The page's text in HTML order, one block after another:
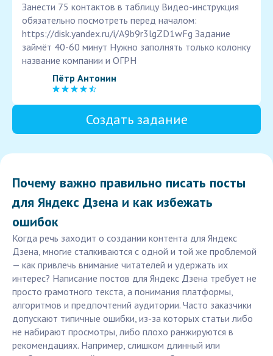
Занести 75 контактов в таблицу Видео-инструкция
обязательно посмотреть перед началом:
https://disk.yandex.ru/i/A9b9r3lgZD1wFg Задание
займёт 40-60 минут Нужно заполнять только колонку
название компании и ОГРН
Пётр Антонин
Создать задание
Почему важно правильно писать посты
для Яндекс Дзена и как избежать
ошибок
Когда речь заходит о создании контента для Яндекс
Дзена, многие сталкиваются с одной и той же проблемой
— как привлечь внимание читателей и удержать их
интерес? Написание постов для Яндекс Дзена требует не
просто грамотного текста, а понимания платформы,
алгоритмов и предпочтений аудитории. Часто заказчики
допускают типичные ошибки, из-за которых статьи либо
не набирают просмотры, либо плохо ранжируются в
рекомендациях. Например, слишком длинный или